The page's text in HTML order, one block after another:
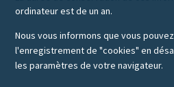
ordinateur est de un an.
Nous vous informons que vous
l'enregistrement de "cookies" en
les paramètres de votre navigateur.